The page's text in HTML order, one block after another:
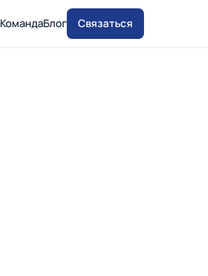
КомандаБлог Связаться